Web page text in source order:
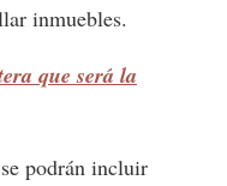
inmuebles.
que será la
podrán incluir